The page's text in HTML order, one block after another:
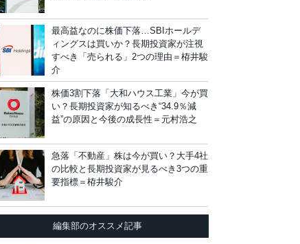
最高益なのに株価下落…SBIホールデ
ィングスは買いか？長期投資家が注視
すべき「売られる」2つの理由＝栫井駿
介
株価3割下落「大和ハウス工業」今が買
い？長期投資家が知るべき“34.9％減
益”の原因と今後の成長性＝元村浩之
急落「不動産」株は今が買い？大手4社
の比較と長期投資家が見るべき3つの重
要指標＝栫井駿介
編集部のオススメ記事